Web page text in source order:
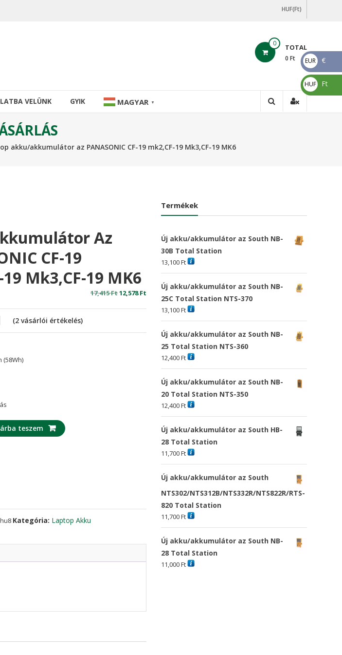
HUF(Ft)
0 TOTAL
0 Ft
VELÜNK GYIK MAGYAR ▼
akku/akkumulátor az PANASONIC CF-19 mk2,CF-19 Mk3,CF-19 MK6
Az
CF-19
Mk3,CF-19 MK6
17,415FtOriginal
12,578Ft Current
price
(2vásárlói értékelés)
(58Wh)
teszem
Kategória: Laptop Akku
Termékek
Új akku/akkumulátor az South NB-
30B Total Station
13,100Ft
Új akku/akkumulátor az South NB-
25C Total Station NTS-370
13,100Ft
Új akku/akkumulátor az South NB-
25 Total Station NTS-360
12,400Ft
Új akku/akkumulátor az South NB-
20 Total Station NTS-350
12,400Ft
Új akku/akkumulátor az South HB-
28 Total Station
11,700Ft
Új akku/akkumulátor az South
NTS302/NTS312B/NTS332R/NTS822R/RTS-
820 Total Station
11,700Ft
Új akku/akkumulátor az South NB-
28 Total Station
11,000Ft
EUR
€
€
HUF
Ft
Ft